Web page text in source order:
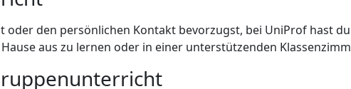
oder den persönlichen Kontakt bevorzugst, bei UniProf hast
aus zu lernen oder in einer unterstützenden